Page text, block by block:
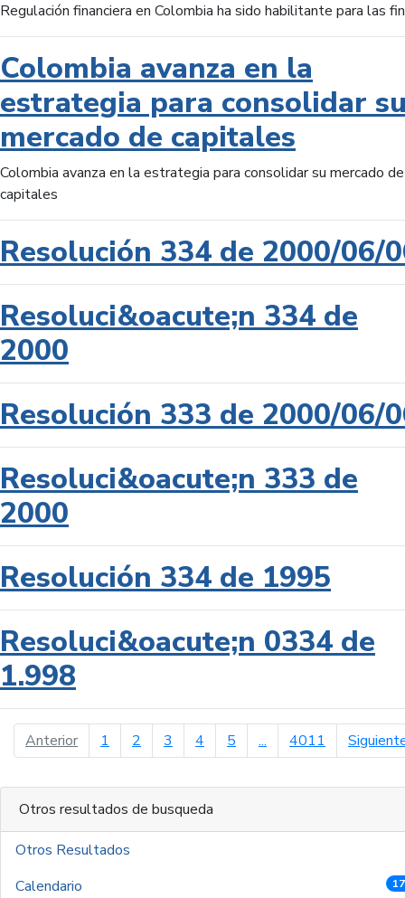
Regulación financiera en Colombia ha sido habilitante para las
Colombia avanza en la
estrategia para consolidar
mercado de capitales
Colombia avanza en la estrategia para consolidar su mercado de
capitales
Resolución 334 de 2000/06/
Resoluci&oacute;n 334 de
2000
Resolución 333 de 2000/06/
Resoluci&oacute;n 333 de
2000
Resolución 334 de 1995
Resoluci&oacute;n 0334 de
1.998
Anteriorpágina anterior
1 2 3 4 5 ... 4011
Otros resultados de busqueda
Otros Resultados
Calendario